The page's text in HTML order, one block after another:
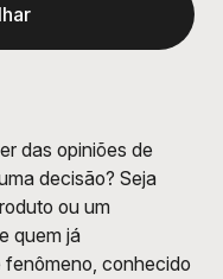
das opiniões de
decisão? Seja
ou um
quem já
conhecido